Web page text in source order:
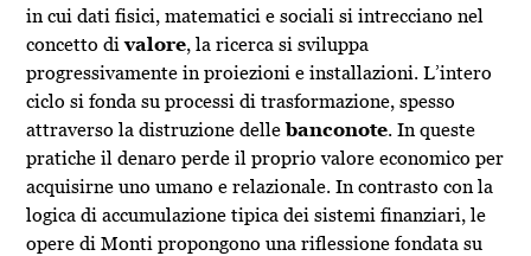
in cui dati fisici, matematici e sociali si intrecciano nel
concetto divalore, la ricerca si sviluppa
progressivamente in proiezioni e installazioni. L’intero
ciclo si fonda su processi di trasformazione, spesso
attraverso la distruzione dellebanconote. In queste
pratiche il denaro perde il proprio valore economico per
acquisirne uno umano e relazionale. In contrasto con la
logica di accumulazione tipica dei sistemi finanziari, le
opere di Monti propongono una riflessione fondata su